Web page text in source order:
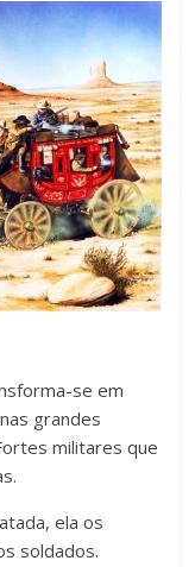
se em
grandes
militares que
ela os
soldados.